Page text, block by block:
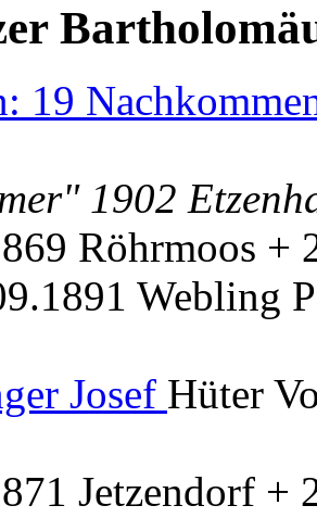
19
1902
Röhrmoos +
Webling
Josef Hüter
Jetzendorf +